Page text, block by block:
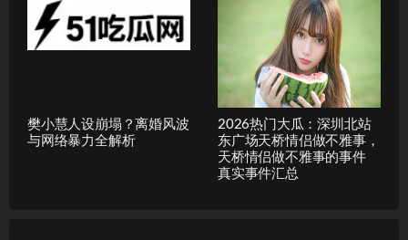
樊小慧人设崩塌？离婚风波
与网络暴力全解析
2026热门大瓜：深圳北站
东广场天桥情侣做不雅事，
天桥情侣做不雅事的事件
真实事件汇总